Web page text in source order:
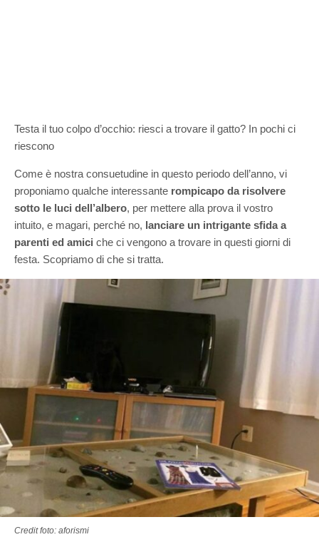
Testa il tuo colpo d’occhio: riesci a trovare il gatto? In pochi ci
riescono
Come è nostra consuetudine in questo periodo dell’anno, vi
proponiamo qualche interessante rompicapo da risolvere
sotto le luci dell’albero, per mettere alla prova il vostro
intuito, e magari, perché no, lanciare un intrigante sfida a
parenti ed amici che ci vengono a trovare in questi giorni di
festa. Scopriamo di che si tratta.
Credit foto: aforismi